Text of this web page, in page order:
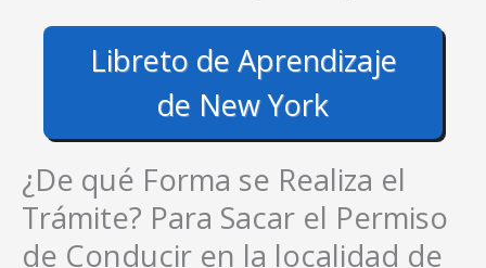
Libreto de Aprendizaje
de New York
¿De qué Forma se Realiza el
Trámite? Para Sacar el Permiso
de Conducir en la localidad de